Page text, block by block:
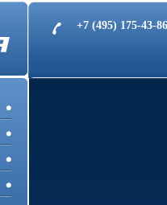
+7 (495) 175-43-